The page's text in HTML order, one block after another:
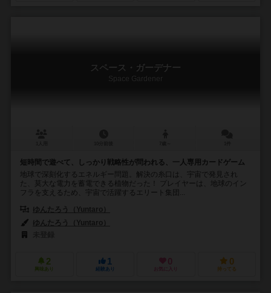
スペース・ガーデナー
Space Gardener
短時間で遊べて、しっかり戦略性が問われる、一人専用カードゲーム
地球で深刻化するエネルギー問題。解決の糸口は、宇宙で発見され
た、莫大な電力を蓄電できる植物だった！ プレイヤーは、地球のイン
フラを支えるため、宇宙で活躍するエリート集団...
ゆんたろう（Yuntaro）
ゆんたろう（Yuntaro）
2
興味あり
1
経験あり
0
お気に入り
0
持ってる